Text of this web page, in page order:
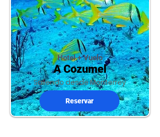
Hotel + Vuelo
A Cozumel
Saliendo desde Monterrey
Reservar